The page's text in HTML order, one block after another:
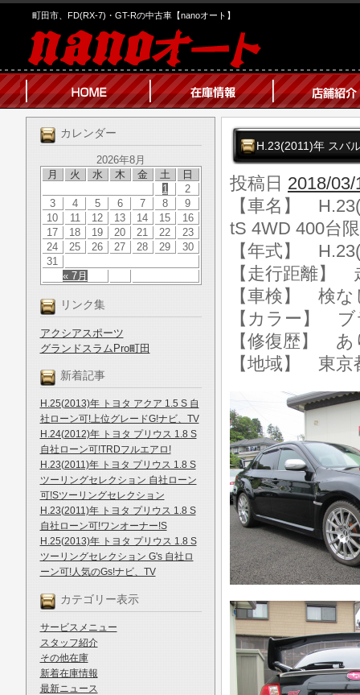
町田市、FD(RX-7)・GT-Rの中古車【nanoオート】
カレンダー
2026年8月
月
火 水 木 金 土 日
« 7月
1
2
3
4 5 6 7 8
9
10
11 12 13 14 15
16
17
18 19 20 21 22
23
24
25 26 27 28 29
30
31
リンク集
アクシアスポーツ
グランドスラムPro町田
新着記事
H.25(2013)年 トヨタ アクア 1.5 S 自
社ローン可!上位グレードG!ナビ、TV
H.24(2012)年 トヨタ プリウス 1.8 S
自社ローン可!TRDフルエアロ!
H.23(2011)年 トヨタ プリウス 1.8 S
ツーリングセレクション 自社ローン
可!Sツーリングセレクション
H.23(2011)年 トヨタ プリウス 1.8 S
自社ローン可!ワンオーナー!S
H.25(2013)年 トヨタ プリウス 1.8 S
ツーリングセレクション G's 自社ロ
ーン可!人気のGs!ナビ、TV
カテゴリー表示
サービスメニュー
スタッフ紹介
その他在庫
新着在庫情報
最新ニュース
H.23(2011)年 スバ
投稿日 2018/03/
【車名】
tS 4WD 400台
【年式】
【走行距離】
【車検】 検な
【カラー】
【修復歴】 あ
【地域】 東京